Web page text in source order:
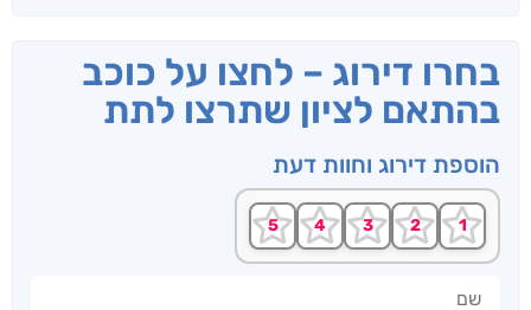
בחרו דירוג – לחצו על כוכב
בהתאם לציון שתרצו לתת
הוספת דירוג וחוות דעת